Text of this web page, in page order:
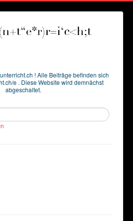
! Alle Beiträge befinden sich
e . Diese Website wird demnächst
abgeschaltet.